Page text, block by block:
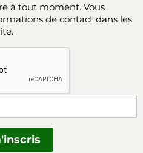
à tout moment. Vous
de contact dans les